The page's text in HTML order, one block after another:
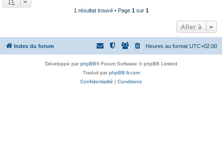
1 résultat trouvé • Page 1sur 1
Aller à
Index du forum Heures au format UTC+02:00
Développé parphpBB® Forum Software © phpBB Limited
Traduit parphpBB-fr.com
Confidentialité | Conditions